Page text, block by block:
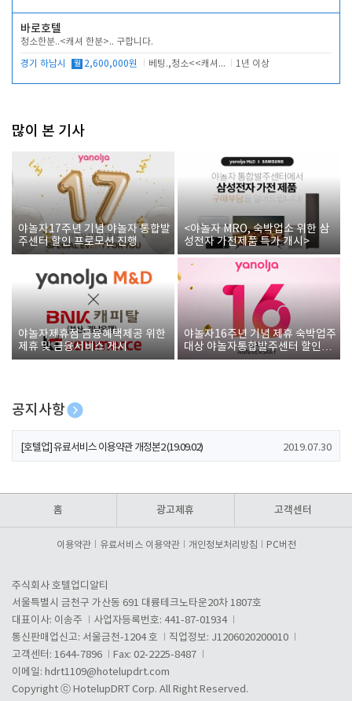
바로호텔
청소한분..<캐셔 한분>.. 구합니다.
경기 하남시 월 2,600,000원 베팅.,청소<<캐셔 모셔봅니다. 1년 이상
많이 본 기사
야놀자17주년 기념 야놀자 통합발
주센터 할인 프로모션 진행
<야놀자 MRO, 숙박업소 위한 삼
성전자 가전제품 특가 개시>
야놀자제휴점 금융혜택제공 위한
제휴 및 금융서비스 게시
야놀자16주년 기념 제휴 숙박업주
대상 야놀자통합발주센터 할인쿠
폰 증정
공지사항
[호텔업] 개인정보 처리방침 개정본1 (19.09.02)
[호텔업] 유료서비스 이용약관 개정본2 (19.09.02) 2019.07.30
홈 광고제휴 고객센터
이용약관 유료서비스 이용약관 개인정보처리방침 PC버전
주식회사 호텔업디알티
서울특별시 금천구 가산동 691 대륭테크노타운20차 1807호
대표이사: 이송주
사업자등록번호: 441-87-01934
통신판매업신고: 서울금천-1204 호
직업정보: J1206020200010
고객센터: 1644-7896
Fax: 02-2225-8487
이메일: hdrt1109@hotelupdrt.com
Copyright ⓒ HotelupDRT Corp. All Right Reserved.